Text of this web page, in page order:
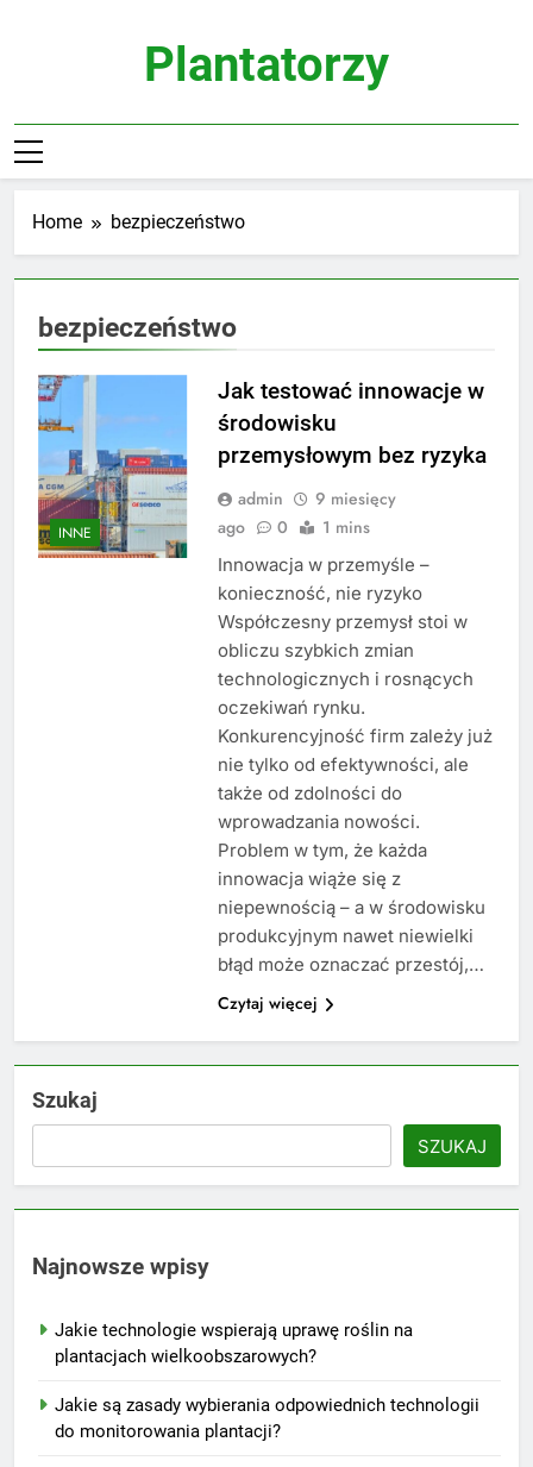
Plantatorzy
Home bezpieczeństwo
bezpieczeństwo
INNE
Jak testować innowacje w
środowisku
przemysłowym bez ryzyka
admin
9 miesięcy
ago
0 1 mins
Innowacja w przemyśle –
konieczność, nie ryzyko
Współczesny przemysł stoi w
obliczu szybkich zmian
technologicznych i rosnących
oczekiwań rynku.
Konkurencyjność firm zależy już
nie tylko od efektywności, ale
także od zdolności do
wprowadzania nowości.
Problem w tym, że każda
innowacja wiąże się z
niepewnością – a w środowisku
produkcyjnym nawet niewielki
błąd może oznaczać przestój,…
Czytaj więcej
Szukaj
SZUKAJ
Najnowsze wpisy
Jakie technologie wspierają uprawę roślin na
plantacjach wielkoobszarowych?
Jakie są zasady wybierania odpowiednich technologii
do monitorowania plantacji?